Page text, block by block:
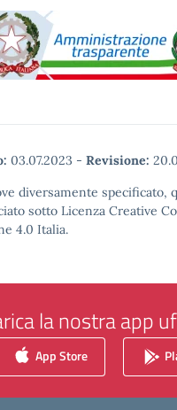
03.07.2023 - Revisione:
diversamente specificato,
sotto Licenza Creative
4.0 Italia.
la nostra app
App Store